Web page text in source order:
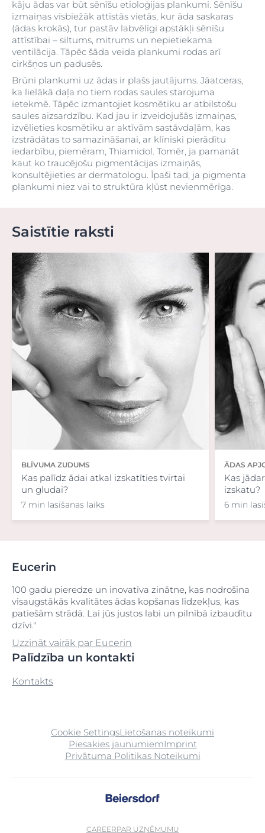
kāju ādas var būt sēnīšu etioloģijas plankumi. Sēnīšu
izmaiņas visbiežāk attīstās vietās, kur āda saskaras
(ādas krokās), tur pastāv labvēlīgi apstākļi sēnīšu
attīstībai – siltums, mitrums un nepietiekama
ventilācija. Tāpēc šāda veida plankumi rodas arī
cirkšņos un padusēs.
Brūni plankumi uz ādas ir plašs jautājums. Jāatceras,
ka lielākā daļa no tiem rodas saules starojuma
ietekmē. Tāpēc izmantojiet kosmētiku ar atbilstošu
saules aizsardzību. Kad jau ir izveidojušās izmaiņas,
izvēlieties kosmētiku ar aktīvām sastāvdaļām, kas
izstrādātas to samazināšanai, ar klīniski pierādītu
iedarbību, piemēram, Thiamidol. Tomēr, ja pamanāt
kaut ko traucējošu pigmentācijas izmaiņās,
konsultējieties ar dermatologu. Īpaši tad, ja pigmenta
plankumi niez vai to struktūra kļūst nevienmērīga.
Saistītie raksti
BLĪVUMA ZUDUMS
Kas palīdz ādai atkal izskatīties tvirtai
un gludai?
7 min lasīšanas laiks
ĀDAS
Kas
izskatu?
6 min
Eucerin
100 gadu pieredze un inovatīva zinātne, kas nodrošina
visaugstākās kvalitātes ādas kopšanas līdzekļus, kas
patiešām strādā. Lai jūs justos labi un pilnībā izbaudītu
dzīvi."
Uzzināt vairāk par Eucerin
Palīdzība un kontakti
Kontakts
Cookie SettingsLietošanas noteikumi
Piesakies jaunumiemImprint
Privātuma Politikas Noteikumi
CAREERPAR UZŅĒMUMU